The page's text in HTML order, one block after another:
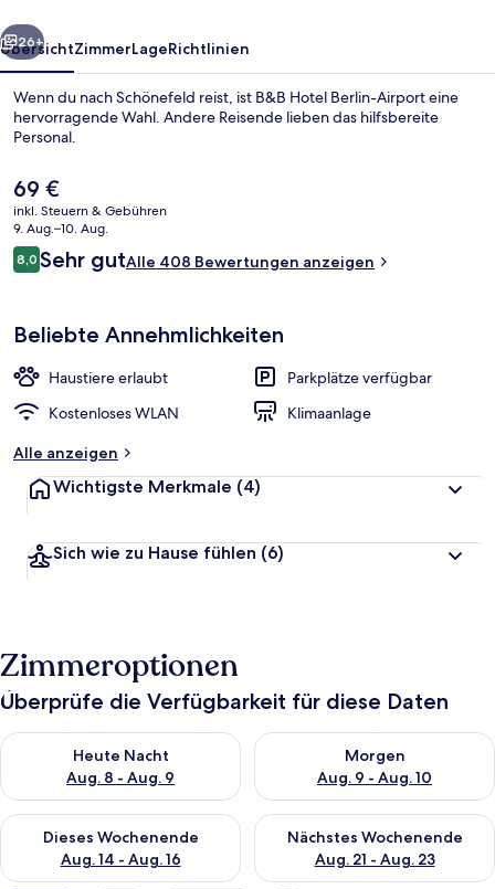
Weiter
26+
ÜbersichtZimmerLageRichtlinien
Wenn du nach Schönefeld reist, ist B&B Hotel Berlin-Airport eine
hervorragende Wahl. Andere Reisende lieben das hilfsbereite
Personal.
Der
aktuelle
Preis
beträgt
69 €.
69 €
inkl. Steuern & Gebühren
9. Aug.–10. Aug.
Bewertungen
8,08,0 von 10.
Sehr gutAlle 408 Bewertungen anzeigen
Beliebte Annehmlichkeiten
Haustiere erlaubt
Parkplätze verfügbar
Kostenloses WLAN
Klimaanlage
Alle anzeigen
Wichtigste Merkmale (4)
Sich wie zu Hause fühlen (6)
Zimmeroptionen
Überprüfe die Verfügbarkeit für diese Daten
Heute Nacht
Aug. 8 - Aug. 9
Überprüfe die Verfügbarkeit für heute Nacht, Aug. 8 - Aug. 9.
Morgen
Aug. 9 - Aug. 10
Überprüfe die Verfügbarkeit
Dieses Wochenende
Aug. 14 - Aug. 16
Überprüfe die Verfügbarkeit für dieses Wochenende, Aug. 14
Nächstes Wochenende
Aug. 21 - Aug. 23
Überprüfe die Verfügbarkeit